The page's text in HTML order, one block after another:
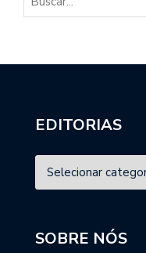
EDITORIAS
SOBRE NÓS